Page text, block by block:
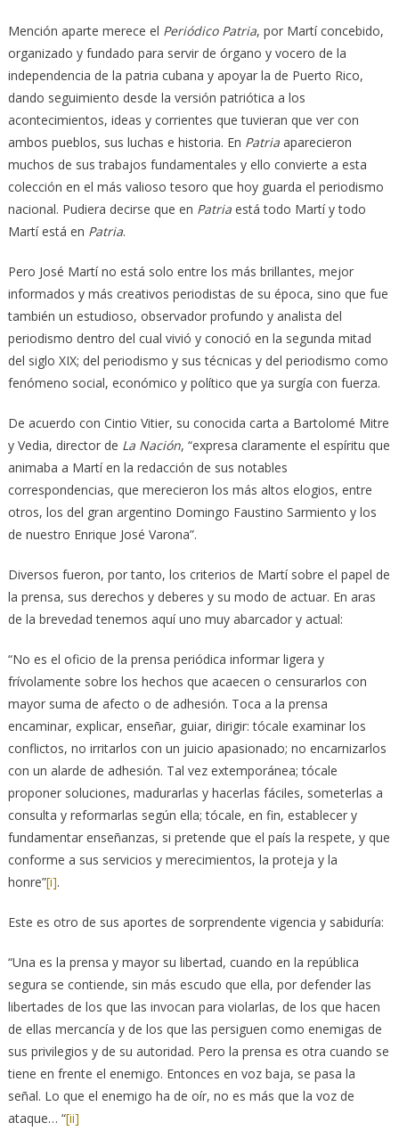
Mención aparte merece el Periódico Patria, por Martí concebido,
organizado y fundado para servir de órgano y vocero de la
independencia de la patria cubana y apoyar la de Puerto Rico,
dando seguimiento desde la versión patriótica a los
acontecimientos, ideas y corrientes que tuvieran que ver con
ambos pueblos, sus luchas e historia. En Patriaaparecieron
muchos de sus trabajos fundamentales y ello convierte a esta
colección en el más valioso tesoro que hoy guarda el periodismo
nacional. Pudiera decirse que en Patriaestá todo Martí y todo
Martí está en Patria.
Pero José Martí no está solo entre los más brillantes, mejor
informados y más creativos periodistas de su época, sino que fue
también un estudioso, observador profundo y analista del
periodismo dentro del cual vivió y conoció en la segunda mitad
del siglo XIX; del periodismo y sus técnicas y del periodismo como
fenómeno social, económico y político que ya surgía con fuerza.
De acuerdo con Cintio Vitier, su conocida carta a Bartolomé Mitre
y Vedia, director de La Nación, “expresa claramente el espíritu que
animaba a Martí en la redacción de sus notables
correspondencias, que merecieron los más altos elogios, entre
otros, los del gran argentino Domingo Faustino Sarmiento y los
de nuestro Enrique José Varona”.
Diversos fueron, por tanto, los criterios de Martí sobre el papel de
la prensa, sus derechos y deberes y su modo de actuar. En aras
de la brevedad tenemos aquí uno muy abarcador y actual:
“No es el oficio de la prensa periódica informar ligera y
frívolamente sobre los hechos que acaecen o censurarlos con
mayor suma de afecto o de adhesión. Toca a la prensa
encaminar, explicar, enseñar, guiar, dirigir: tócale examinar los
conflictos, no irritarlos con un juicio apasionado; no encarnizarlos
con un alarde de adhesión. Tal vez extemporánea; tócale
proponer soluciones, madurarlas y hacerlas fáciles, someterlas a
consulta y reformarlas según ella; tócale, en fin, establecer y
fundamentar enseñanzas, si pretende que el país la respete, y que
conforme a sus servicios y merecimientos, la proteja y la
honre”[i].
Este es otro de sus aportes de sorprendente vigencia y sabiduría:
“Una es la prensa y mayor su libertad, cuando en la república
segura se contiende, sin más escudo que ella, por defender las
libertades de los que las invocan para violarlas, de los que hacen
de ellas mercancía y de los que las persiguen como enemigas de
sus privilegios y de su autoridad. Pero la prensa es otra cuando se
tiene en frente el enemigo. Entonces en voz baja, se pasa la
señal. Lo que el enemigo ha de oír, no es más que la voz de
ataque… “[ii]